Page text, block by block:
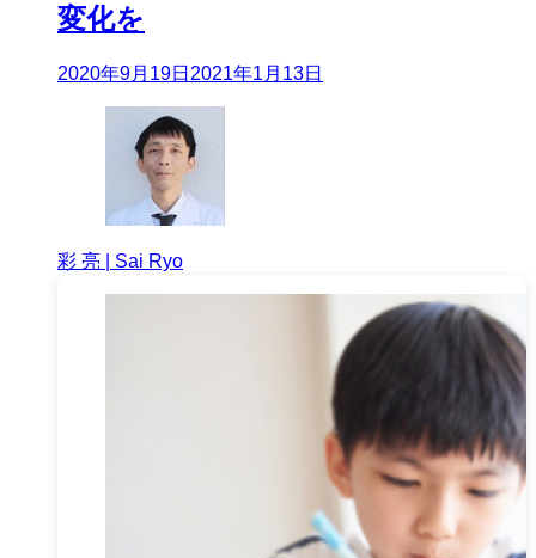
変化を
2020年9月19日 2021年1月13日
彩 亮 | Sai Ryo